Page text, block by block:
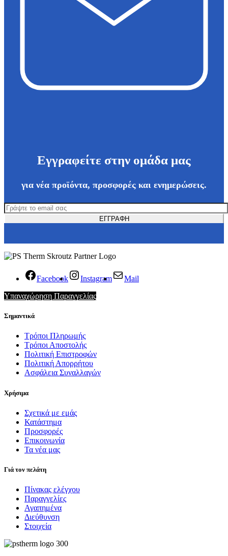
Εγγραφείτε στην ομάδα μας
για νέα προϊόντα, προσφορές και ενημερώσεις.
Facebook Instagram
Mail
Υπαναχώρηση Παραγγελίας
Σημαντικά
Τρόποι Πληρωμής
Τρόποι Αποστολής
Πολιτική Επιστροφών
Πολιτική Απορρήτου
Ασφάλεια Συναλλαγών
Χρήσιμα
Σχετικά με εμάς
Κατάστημα
Προσφορές
Επικοινωνία
Τα νέα μας
Γιά τον πελάτη
Πίνακας ελέγχου
Παραγγελίες
Αγαπημένα
Διεύθυνση
Στοιχεία